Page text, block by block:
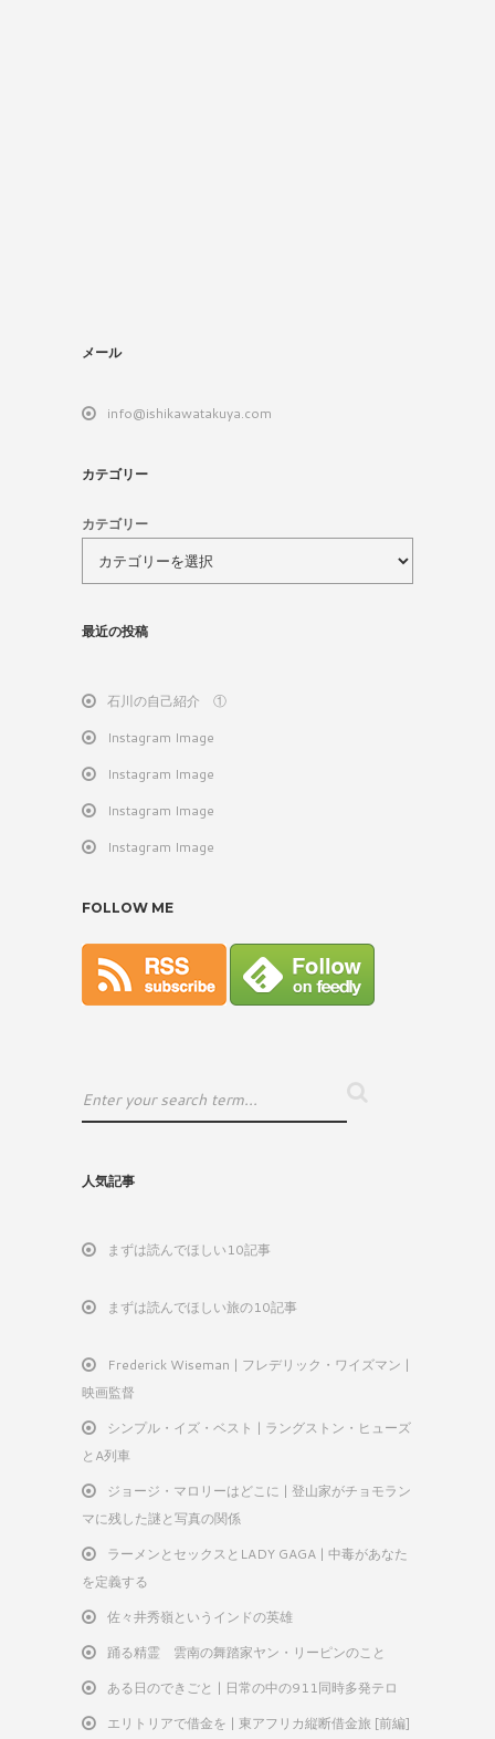
メール
info@ishikawatakuya.com
カテゴリー
カテゴリー
最近の投稿
石川の自己紹介 ①
Instagram Image
Instagram Image
Instagram Image
Instagram Image
FOLLOW ME
人気記事
まずは読んでほしい10記事
まずは読んでほしい旅の10記事
Frederick Wiseman | フレデリック・ワイズマン |
映画監督
シンプル・イズ・ベスト | ラングストン・ヒューズ
とA列車
ジョージ・マロリーはどこに | 登山家がチョモラン
マに残した謎と写真の関係
ラーメンとセックスとLADY GAGA | 中毒があなた
を定義する
佐々井秀嶺というインドの英雄
踊る精霊 雲南の舞踏家ヤン・リーピンのこと
ある日のできごと | 日常の中の911同時多発テロ
エリトリアで借金を | 東アフリカ縦断借金旅 [前編]